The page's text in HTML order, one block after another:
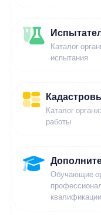
Каталог
испытания
Каталог
работы
Обучающие